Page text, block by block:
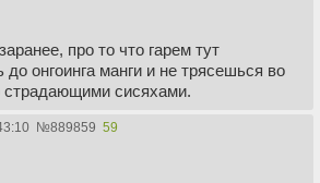
про то что гарем тут
онгоинга манги и не трясешься во
страдающими сисяхами.
№889859 59